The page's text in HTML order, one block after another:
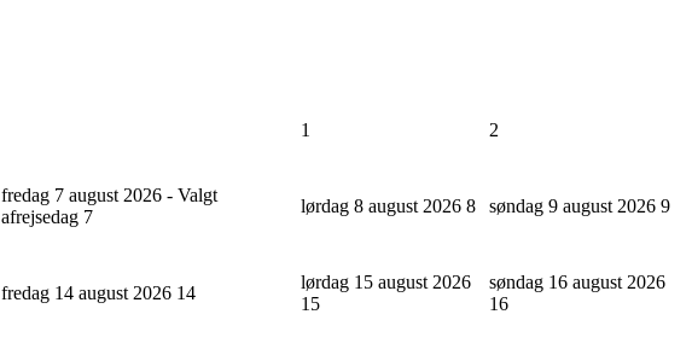
1 2
fredag 7 august 2026 - Valgt
afrejsedag 7
lørdag 8 august 2026 8 søndag 9 august 2026 9
fredag 14 august 2026 14
lørdag 15 august 2026
15
søndag 16 august 2026
16